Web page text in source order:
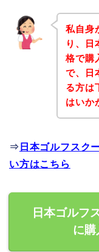
私自身
り、日
格で購
で、日
る方は
はいか
⇒ 日本ゴルフスク
い方はこちら
日本ゴルフ
に